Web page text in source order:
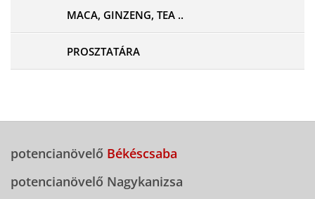
MACA, GINZENG, TEA ..
PROSZTATÁRA
potencianövelő Békéscsaba
potencianövelő Nagykanizsa